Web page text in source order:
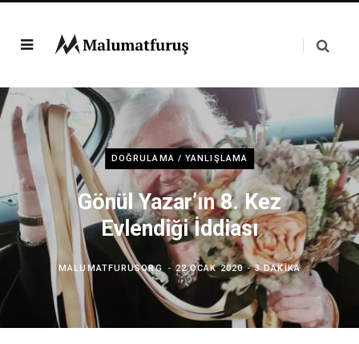
DOĞRULAMA / YANLIŞLAMA
Gönül Yazar’ın 8. Kez
Evlendiği İddiası
MALUMATFURUSORG 22 OCAK 2020 3 DAKIKA